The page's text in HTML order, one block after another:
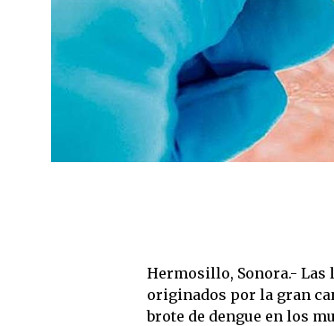
Hermosillo, Sonora.- Las
originados por la gran
brote de dengue en los